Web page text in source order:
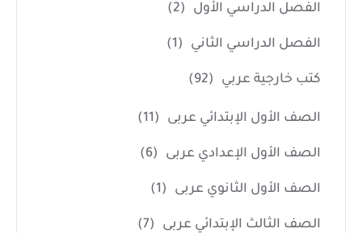
الفصل الدراسي الأول (2)
الفصل الدراسي الثاني (1)
كتب خارجية عربي (92)
الصف الأول الإبتدائي عربى (11)
الصف الأول الإعدادي عربى (6)
الصف الأول الثانوي عربى (1)
الصف الثالث الإبتدائي عربى (7)